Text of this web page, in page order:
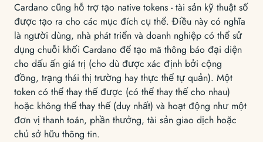
Cardano cũng hỗ trợ tạo native tokens - tài sản kỹ thuật số
được tạo ra cho các mục đích cụ thể. Điều này có nghĩa
là người dùng, nhà phát triển và doanh nghiệp có thể sử
dụng chuỗi khối Cardano để tạo mã thông báo đại diện
cho dấu ấn giá trị (cho dù được xác định bởi cộng
đồng, trạng thái thị trường hay thực thể tự quản). Một
token có thể thay thế được (có thể thay thế cho nhau)
hoặc không thể thay thế (duy nhất) và hoạt động như một
đơn vị thanh toán, phần thưởng, tài sản giao dịch hoặc
chủ sở hữu thông tin.